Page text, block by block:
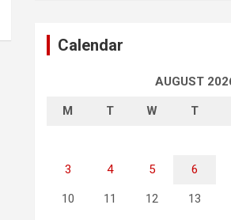
Calendar
AUGUST
M T W T
3 4 5 6
10 11 12 13